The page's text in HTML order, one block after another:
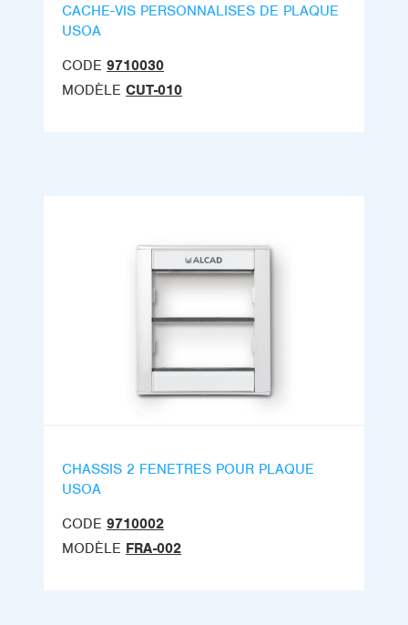
CACHE-VIS PERSONNALISES DE PLAQUE
USOA
CODE 9710030
MODÈLE CUT-010
CHASSIS 2 FENETRES POUR PLAQUE
USOA
CODE 9710002
MODÈLE FRA-002